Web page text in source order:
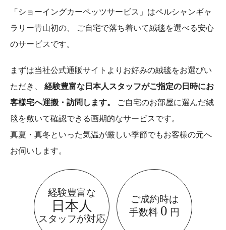
「ショーイングカーペッツサービス」はペルシャンギャ
ラリー青山初の、
ご自宅で落ち着いて絨毯を選べる安心
のサービスです。
まずは当社公式通販サイトよりお好みの絨毯をお選びい
ただき、
経験豊富な日本人スタッフがご指定の日時にお
客様宅へ運搬・訪問します。
ご自宅のお部屋に選んだ絨
毯を敷いて確認できる画期的なサービスです。
真夏・真冬といった気温が厳しい季節でもお客様の元へ
お伺いします。
経験豊富な
日本人
スタッフが対応
ご成約時は
手数料 0 円